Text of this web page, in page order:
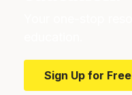
Sign Up for Free